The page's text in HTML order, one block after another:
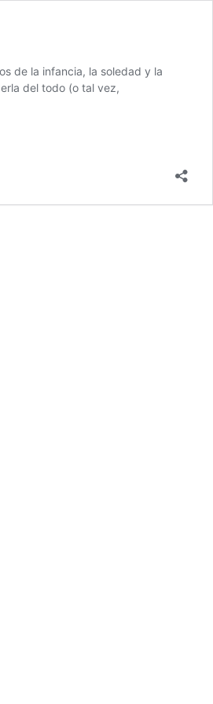
de la infancia, la soledad y la
del todo (o tal vez,